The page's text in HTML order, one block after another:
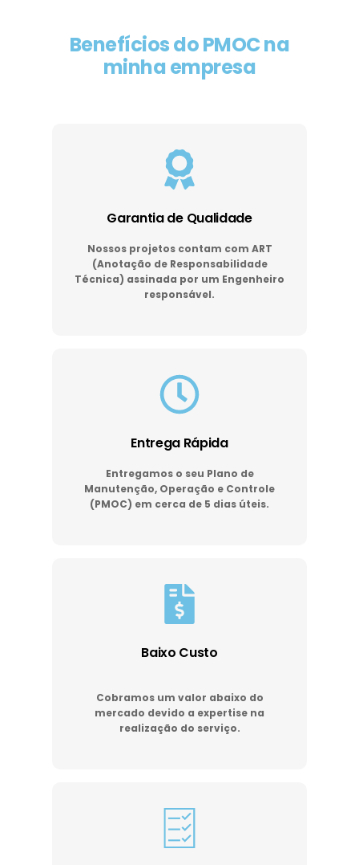
Benefícios do PMOC na
minha empresa
Garantia de Qualidade
Nossos projetos contam com ART
(Anotação de Responsabilidade
Técnica) assinada por um Engenheiro
responsável.
Entrega Rápida
Entregamos o seu Plano de
Manutenção, Operação e Controle
(PMOC) em cerca de 5 dias úteis.
Baixo Custo
Cobramos um valor abaixo do
mercado devido a expertise na
realização do serviço.